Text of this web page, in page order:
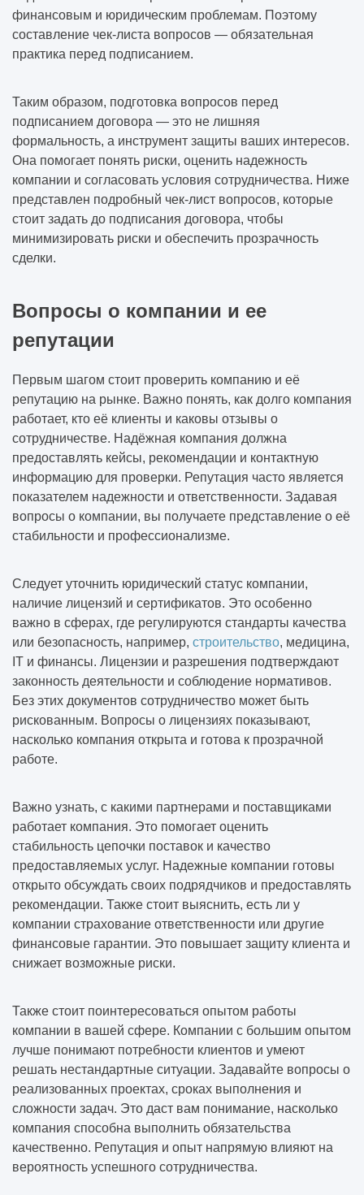
финансовым и юридическим проблемам. Поэтому
составление чек-листа вопросов — обязательная
практика перед подписанием.
Таким образом, подготовка вопросов перед
подписанием договора — это не лишняя
формальность, а инструмент защиты ваших интересов.
Она помогает понять риски, оценить надежность
компании и согласовать условия сотрудничества. Ниже
представлен подробный чек-лист вопросов, которые
стоит задать до подписания договора, чтобы
минимизировать риски и обеспечить прозрачность
сделки.
Вопросы о компании и ее
репутации
Первым шагом стоит проверить компанию и её
репутацию на рынке. Важно понять, как долго компания
работает, кто её клиенты и каковы отзывы о
сотрудничестве. Надёжная компания должна
предоставлять кейсы, рекомендации и контактную
информацию для проверки. Репутация часто является
показателем надежности и ответственности. Задавая
вопросы о компании, вы получаете представление о её
стабильности и профессионализме.
Следует уточнить юридический статус компании,
наличие лицензий и сертификатов. Это особенно
важно в сферах, где регулируются стандарты качества
или безопасность, например, строительство, медицина,
IT и финансы. Лицензии и разрешения подтверждают
законность деятельности и соблюдение нормативов.
Без этих документов сотрудничество может быть
рискованным. Вопросы о лицензиях показывают,
насколько компания открыта и готова к прозрачной
работе.
Важно узнать, с какими партнерами и поставщиками
работает компания. Это помогает оценить
стабильность цепочки поставок и качество
предоставляемых услуг. Надежные компании готовы
открыто обсуждать своих подрядчиков и предоставлять
рекомендации. Также стоит выяснить, есть ли у
компании страхование ответственности или другие
финансовые гарантии. Это повышает защиту клиента и
снижает возможные риски.
Также стоит поинтересоваться опытом работы
компании в вашей сфере. Компании с большим опытом
лучше понимают потребности клиентов и умеют
решать нестандартные ситуации. Задавайте вопросы о
реализованных проектах, сроках выполнения и
сложности задач. Это даст вам понимание, насколько
компания способна выполнить обязательства
качественно. Репутация и опыт напрямую влияют на
вероятность успешного сотрудничества.